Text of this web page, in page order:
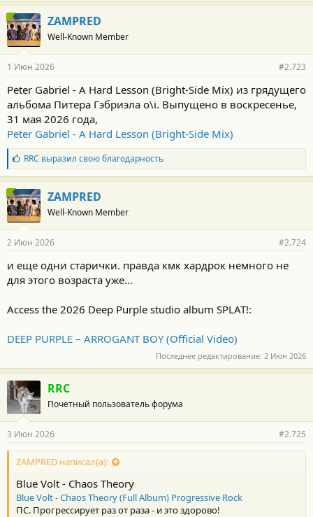
ZAMPRED
Well-Known Member
1 Июн 2026 #2.723
Peter Gabriel - A Hard Lesson (Bright-Side Mix) из грядущего
альбома Питера Гэбриэла o\i. Выпущено в воскресенье,
31 мая 2026 года,
Peter Gabriel - A Hard Lesson (Bright-Side Mix)
Б
л
а
г
о
д
а
н
с
т
RRC выразил свою благодарность
ZAMPRED
Well-Known Member
2 Июн 2026 #2.724
и еще одни старички. правда кмк хардрок немного не
для этого возраста уже...
Access the 2026 Deep Purple studio album SPLAT!:
DEEP PURPLE – ARROGANT BOY (Official Video)
Последнее редактирование: 2 Июн 2026
RRC
Почетный пользователь форума
3 Июн 2026 #2.725
ZAMPRED написал(а):
Blue Volt - Chaos Theory
Blue Volt - Chaos Theory (Full Album) Progressive Rock
ПС. Прогрессирует раз от раза - и это здорово!